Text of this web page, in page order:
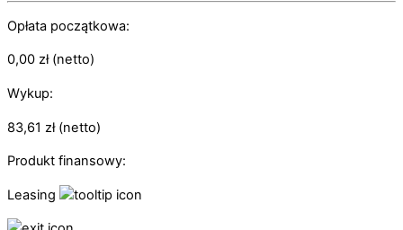
Opłata początkowa:
0,00 zł(netto)
Wykup:
83,61 zł(netto)
Produkt finansowy:
Leasing